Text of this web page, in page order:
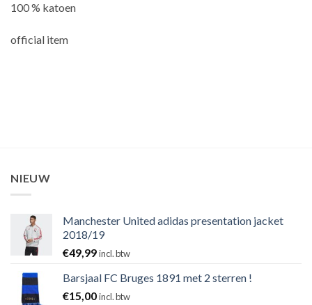
100 % katoen
official item
NIEUW
Manchester United adidas presentation jacket
2018/19
€49,99incl. btw
Barsjaal FC Bruges 1891 met 2 sterren !
€15,00incl. btw